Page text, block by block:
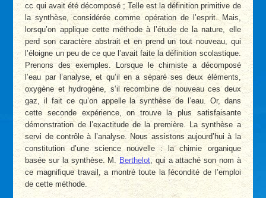
cc qui avait été décomposé ; Telle est la définition primitive de
la synthèse, considérée comme opération de l’esprit. Mais,
lorsqu’on applique cette méthode à l’étude de la nature, elle
perd son caractère abstrait et en prend un tout nouveau, qui
l’éloigne un peu de ce que l’avait faite la définition scolastique.
Prenons des exemples. Lorsque le chimiste a décomposé
l’eau par l’analyse, et qu’il en a séparé ses deux éléments,
oxygène et hydrogène, s’il recombine de nouveau ces deux
gaz, il fait ce qu’on appelle la synthèse de l’eau. Or, dans
cette seconde expérience, on trouve la plus satisfaisante
démonstration de l’exactitude de la première. La synthèse a
servi de contrôle à l’analyse. Nous assistons aujourd’hui à la
constitution d’une science nouvelle : la chimie organique
basée sur la synthèse. M.
Berthelot , qui a attaché son nom à
ce magnifique travail, a montré toute la fécondité de l’emploi
de cette méthode.